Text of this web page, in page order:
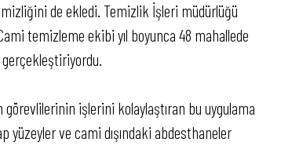
de ekledi. Temizlik İşleri müdürlüğü
temizleme ekibi yıl boyunca 48 mahallede
görevlilerinin işlerini kolaylaştıran bu uygulama
yüzeyler ve cami dışındaki abdesthaneler